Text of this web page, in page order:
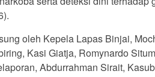
oleh Kepela Lapas Binjai,
Kasi Giatja, Romynardo
Abdurrahman Sirait,